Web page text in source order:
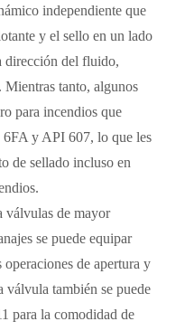
independiente que
y el sello en un lado
dirección del fluido,
Mientras tanto, algunos
para incendios que
6FA y API 607, lo que les
de sellado incluso en
válvulas de mayor
se puede equipar
de apertura y
válvula también se puede
para la comodidad de